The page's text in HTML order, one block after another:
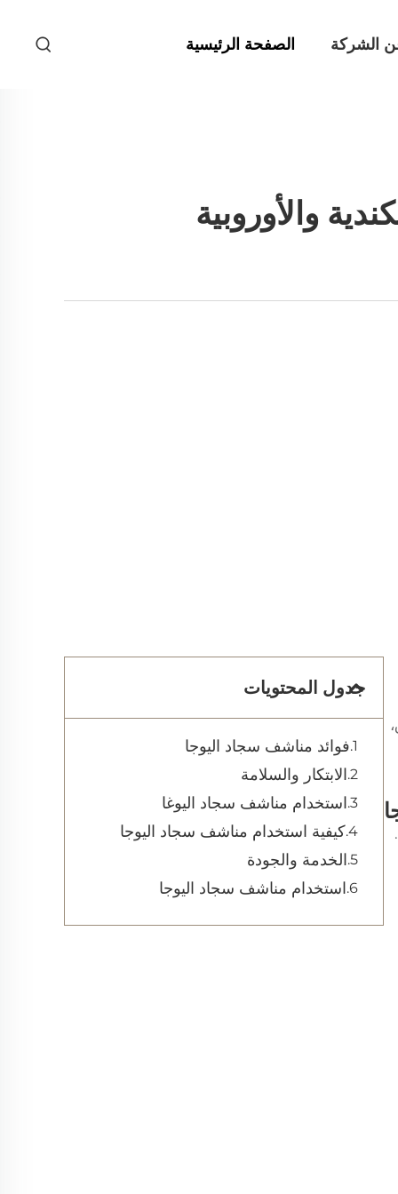
الصفحة الرئيسية الشركة
جدول المحتويات
فوائد مناشف سجاد اليوجا
الابتكار والسلامة
استخدام مناشف سجاد اليوغا
كيفية استخدام مناشف سجاد اليوجا
الخدمة والجودة
استخدام مناشف سجاد اليوجا